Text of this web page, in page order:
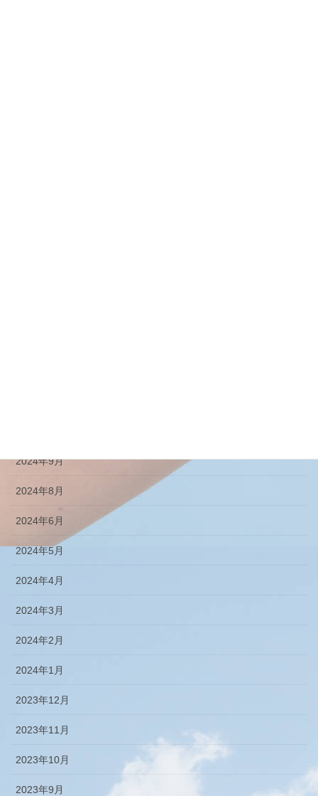
2024年9月
2024年8月
2024年6月
2024年5月
2024年4月
2024年3月
2024年2月
2024年1月
2023年12月
2023年11月
2023年10月
2023年9月